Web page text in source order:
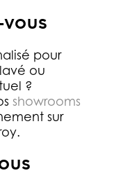
pour
ou
?
showrooms
sur